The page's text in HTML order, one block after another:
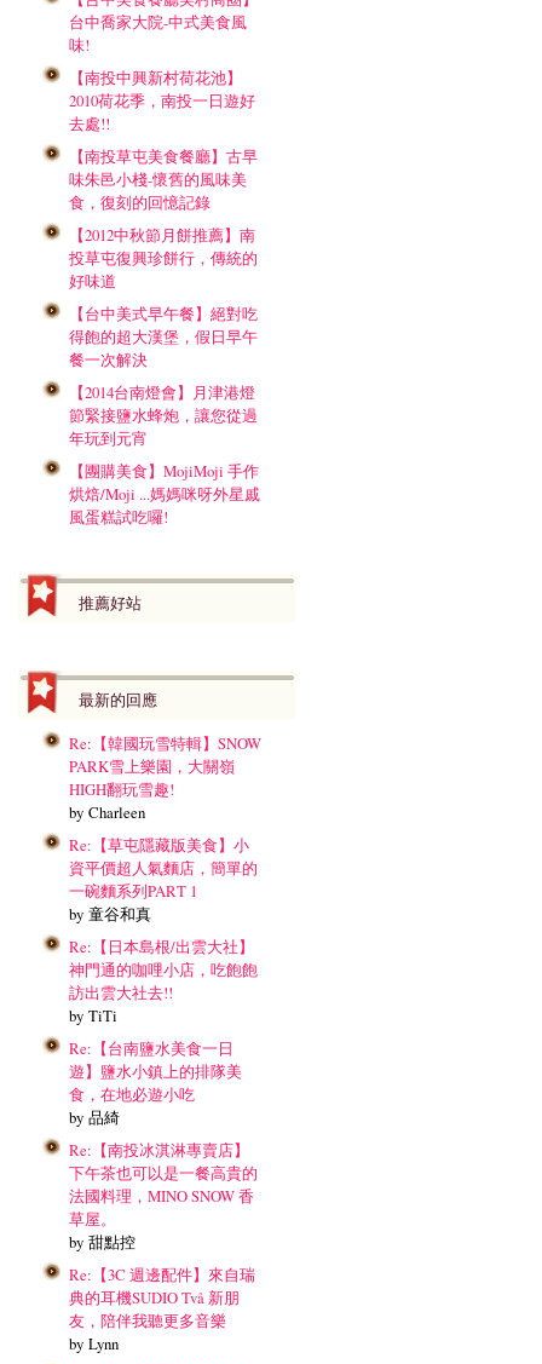
台中喬家大院-中式美食風
味!
【南投中興新村荷花池】
2010荷花季，南投一日遊好
去處!!
【南投草屯美食餐廳】古早
味朱邑小棧-懷舊的風味美
食，復刻的回憶記錄
【2012中秋節月餅推薦】南
投草屯復興珍餅行，傳統的
好味道
【台中美式早午餐】絕對吃
得飽的超大漢堡，假日早午
餐一次解決
【2014台南燈會】月津港燈
節緊接鹽水蜂炮，讓您從過
年玩到元宵
【團購美食】MojiMoji 手作
烘焙/Moji ...媽媽咪呀外星戚
風蛋糕試吃囉!
推薦好站
最新的回應
Re:【韓國玩雪特輯】SNOW
PARK雪上樂園，大關嶺
HIGH翻玩雪趣!
by Charleen
Re:【草屯隱藏版美食】小
資平價超人氣麵店，簡單的
一碗麵系列PART 1
by 童谷和真
Re:【日本島根/出雲大社】
神門通的咖哩小店，吃飽飽
訪出雲大社去!!
by TiTi
Re:【台南鹽水美食一日
遊】鹽水小鎮上的排隊美
食，在地必遊小吃
by 品綺
Re:【南投冰淇淋專賣店】
下午茶也可以是一餐高貴的
法國料理，MINO SNOW 香
草屋。
by 甜點控
Re:【3C 週邊配件】來自瑞
典的耳機SUDIO Två 新朋
友，陪伴我聽更多音樂
by Lynn